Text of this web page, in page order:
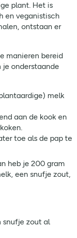
plant. Het is
en veganistisch
ontstaan er
manieren bereid
je onderstaande
melk
aan de kook en
toe als de pap te
heb je 200 gram
een snufje zout,
snufje zout al